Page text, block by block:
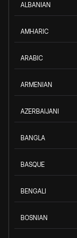
ALBANIAN
AMHARIC
ARABIC
ARMENIAN
AZERBAIJANI
BANGLA
BASQUE
BENGALI
BOSNIAN